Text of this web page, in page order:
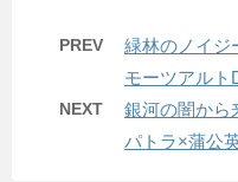
PREV
緑林のノイ
モーツアルト
NEXT
銀河の闇から
パトラ×蒲公